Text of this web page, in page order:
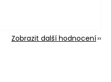
Zobrazit další hodnocení